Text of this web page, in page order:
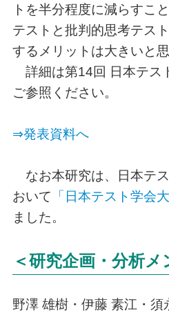
トを半分程度に減らすこ
テストと批判的思考テス
するメリットは大きいと思
詳細は第14回 日本テス
ご参照ください。
⇒発表資料へ
なお本研究は、日本テ
おいて 「日本テスト学会
ました。
＜研究企画・分析メ
野澤 雄樹・伊藤 素江・須